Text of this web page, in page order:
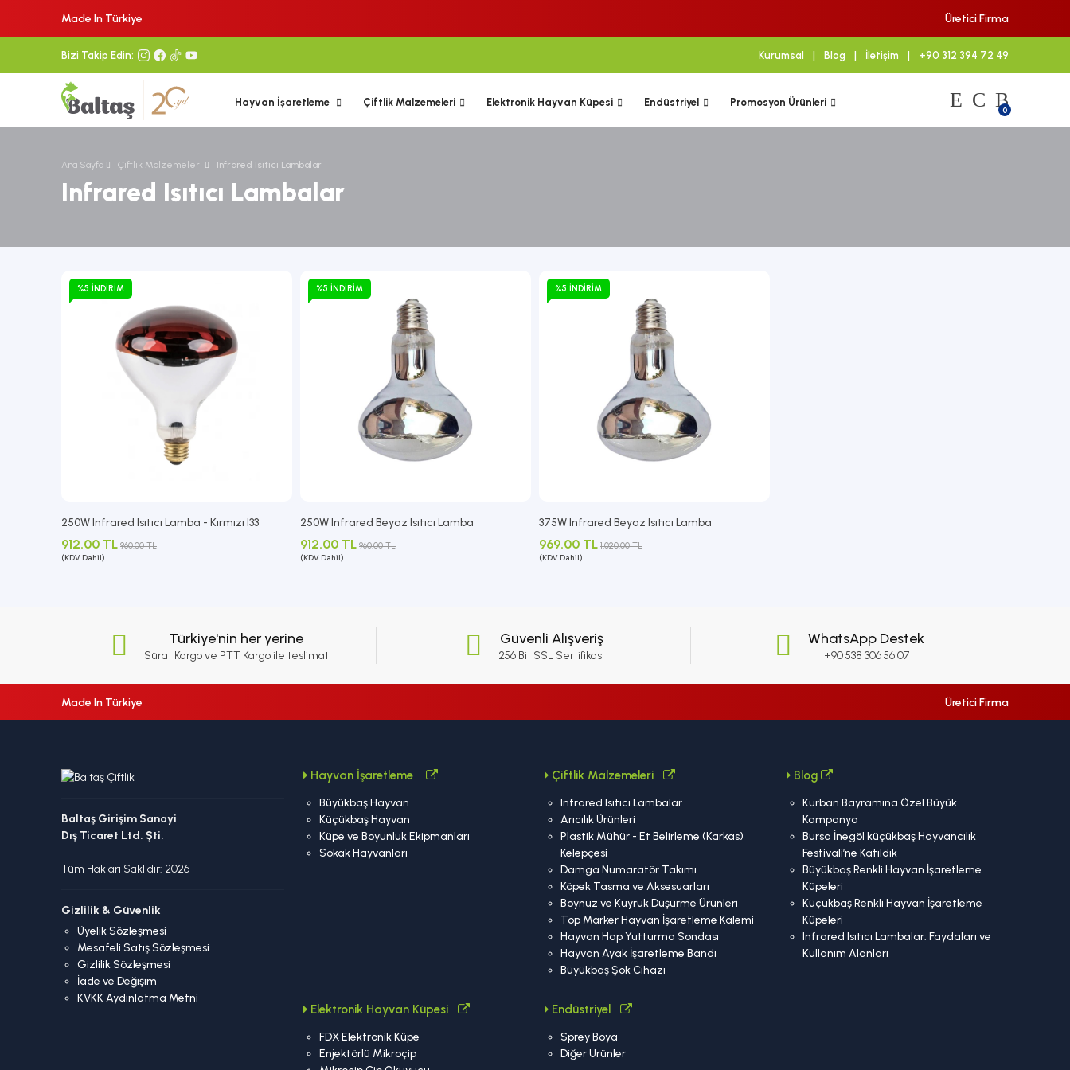
Made In Türkiye Üretici Firma
Bizi Takip Edin: Kurumsal | Blog | İletişim | +90 312 394 72 49
Hayvan İşaretleme Çiftlik Malzemeleri Elektronik Hayvan Küpesi Endüstriyel Promosyon Ürünleri
0
Ana Sayfa Çiftlik Malzemeleri Infrared Isıtıcı Lambalar
Infrared Isıtıcı Lambalar
%5 İNDIRIM
250W Infrared Isıtıcı Lamba - Kırmızı I33
912.00 TL 960.00 TL
(KDV Dahil)
%5 İNDIRIM
250W Infrared Beyaz Isıtıcı Lamba
912.00 TL 960.00 TL
(KDV Dahil)
%5 İNDIRIM
375W Infrared Beyaz Isıtıcı Lamba
969.00 TL 1,020.00 TL
(KDV Dahil)
Türkiye'nin her yerine
Sürat Kargo ve PTT Kargo ile teslimat
Güvenli Alışveriş
256 Bit SSL Sertifikası
WhatsApp Destek
+90 538 306 56 07
Made In Türkiye Üretici Firma
Baltaş Girişim Sanayi
Dış Ticaret Ltd. Şti.
Tüm Hakları Saklıdır: 2026
Gizlilik & Güvenlik
Üyelik Sözleşmesi
Mesafeli Satış Sözleşmesi
Gizlilik Sözleşmesi
İade ve Değişim
KVKK Aydınlatma Metni
Hayvan İşaretleme
Büyükbaş Hayvan
Küçükbaş Hayvan
Küpe ve Boyunluk Ekipmanları
Sokak Hayvanları
Çiftlik Malzemeleri
Infrared Isıtıcı Lambalar
Arıcılık Ürünleri
Plastik Mühür - Et Belirleme (Karkas)
Kelepçesi
Damga Numaratör Takımı
Köpek Tasma ve Aksesuarları
Boynuz ve Kuyruk Düşürme Ürünleri
Top Marker Hayvan İşaretleme Kalemi
Hayvan Hap Yutturma Sondası
Hayvan Ayak İşaretleme Bandı
Büyükbaş Şok Cihazı
Elektronik Hayvan Küpesi
FDX Elektronik Küpe
Enjektörlü Mikroçip
Endüstriyel
Sprey Boya
Diğer Ürünler
Blog
Kurban Bayramına Özel Büyük
Kampanya
Bursa İnegöl küçükbaş Hayvancılık
Festivali’ne Katıldık
Büyükbaş Renkli Hayvan İşaretleme
Küpeleri
Küçükbaş Renkli Hayvan İşaretleme
Küpeleri
Infrared Isıtıcı Lambalar: Faydaları ve
Kullanım Alanları